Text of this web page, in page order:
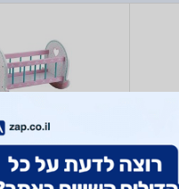
Pitoys 16662 עריסה לבובה